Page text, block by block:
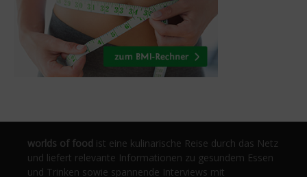
worlds of food ist eine kulinarische Reise durch das Netz
und liefert relevante Informationen zu gesundem Essen
und Trinken sowie spannende Interviews mit